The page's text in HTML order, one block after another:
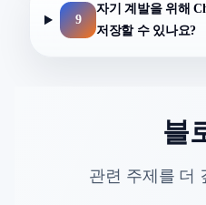
9
자기 계발을 위해
저장할 수 있나요?
블
관련 주제를 더